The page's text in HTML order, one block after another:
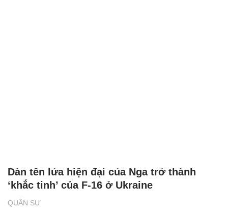
QUÂN SỰ
Dàn tên lửa hiện đại của Nga trở thành
‘khắc tinh’ của F-16 ở Ukraine